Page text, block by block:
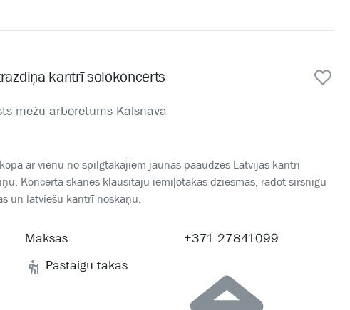
kantrī solokoncerts
mežu arborētums Kalsnavā
ar vienu no spilgtākajiem jaunās paaudzes Latvijas kantrī
Koncertā skanēs klausītāju iemīļotākās dziesmas, radot sirsnīgu
un latviešu kantrī noskaņu.
Maksas
+371 27841099
Pastaigu takas